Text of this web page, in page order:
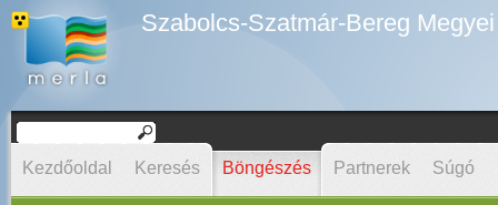
Szabolcs-Szatmár-Bereg
Kezdőoldal Keresés Böngészés Partnerek Súgó